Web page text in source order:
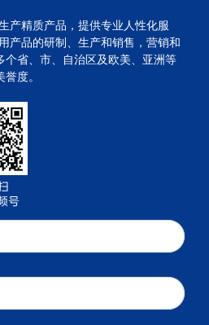
产精质产品，提供专业人性化服
产品的研制、生产和销售，营销和
个省、市、自治区及欧美、亚洲等
度。